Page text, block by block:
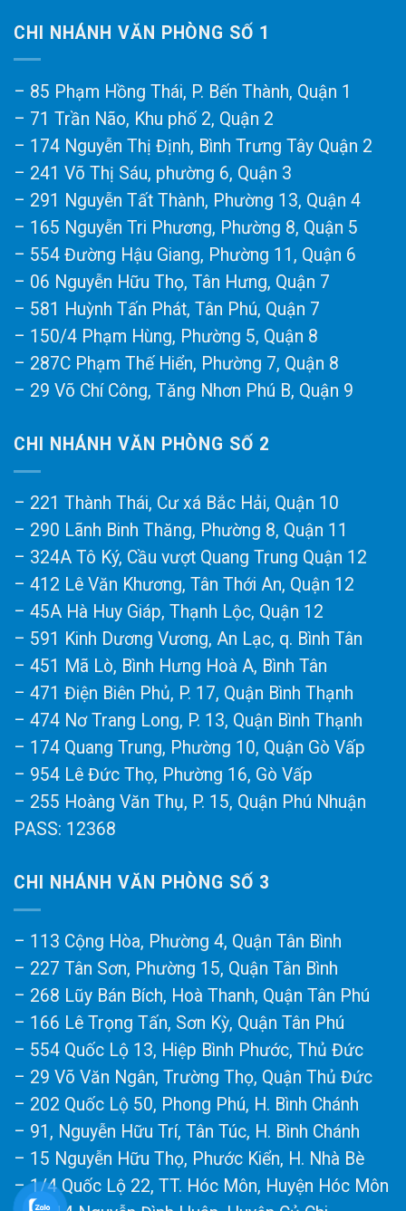
CHI NHÁNH VĂN PHÒNG SỐ 1
– 85 Phạm Hồng Thái, P. Bến Thành, Quận 1
– 71 Trần Não, Khu phố 2, Quận 2
– 174 Nguyễn Thị Định, Bình Trưng Tây Quận 2
– 241 Võ Thị Sáu, phường 6, Quận 3
– 291 Nguyễn Tất Thành, Phường 13, Quận 4
– 165 Nguyễn Tri Phương, Phường 8, Quận 5
– 554 Đường Hậu Giang, Phường 11, Quận 6
– 06 Nguyễn Hữu Thọ, Tân Hưng, Quận 7
– 581 Huỳnh Tấn Phát, Tân Phú, Quận 7
– 150/4 Phạm Hùng, Phường 5, Quận 8
– 287C Phạm Thế Hiển, Phường 7, Quận 8
– 29 Võ Chí Công, Tăng Nhơn Phú B, Quận 9
CHI NHÁNH VĂN PHÒNG SỐ 2
– 221 Thành Thái, Cư xá Bắc Hải, Quận 10
– 290 Lãnh Binh Thăng, Phường 8, Quận 11
– 324A Tô Ký, Cầu vượt Quang Trung Quận 12
– 412 Lê Văn Khương, Tân Thới An, Quận 12
– 45A Hà Huy Giáp, Thạnh Lộc, Quận 12
– 591 Kinh Dương Vương, An Lạc, q. Bình Tân
– 451 Mã Lò, Bình Hưng Hoà A, Bình Tân
– 471 Điện Biên Phủ, P. 17, Quận Bình Thạnh
– 474 Nơ Trang Long, P. 13, Quận Bình Thạnh
– 174 Quang Trung, Phường 10, Quận Gò Vấp
– 954 Lê Đức Thọ, Phường 16, Gò Vấp
– 255 Hoàng Văn Thụ, P. 15, Quận Phú Nhuận
PASS: 12368
CHI NHÁNH VĂN PHÒNG SỐ 3
– 113 Cộng Hòa, Phường 4, Quận Tân Bình
– 227 Tân Sơn, Phường 15, Quận Tân Bình
– 268 Lũy Bán Bích, Hoà Thanh, Quận Tân Phú
– 166 Lê Trọng Tấn, Sơn Kỳ, Quận Tân Phú
– 554 Quốc Lộ 13, Hiệp Bình Phước, Thủ Đức
– 29 Võ Văn Ngân, Trường Thọ, Quận Thủ Đức
– 202 Quốc Lộ 50, Phong Phú, H. Bình Chánh
– 91, Nguyễn Hữu Trí, Tân Túc, H. Bình Chánh
– 15 Nguyễn Hữu Thọ, Phước Kiển, H. Nhà Bè
– 1/4 Quốc Lộ 22, TT. Hóc Môn, Huyện Hóc Môn